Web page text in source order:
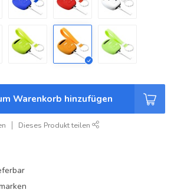
Warenkorb hinzufügen
Dieses Produkt teilen